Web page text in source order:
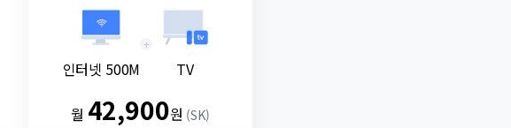
인터넷 500M
+
TV
월 42,900원 (SK)